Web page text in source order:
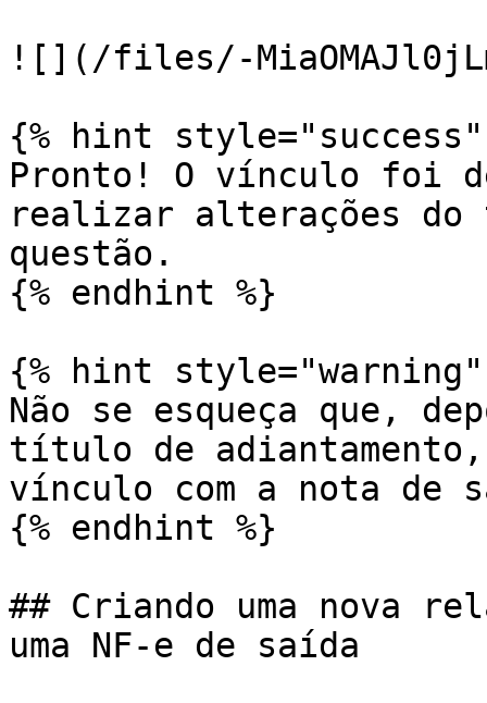
![](/files/-
{% hint style="success"
Pronto! O vínculo foi
realizar alterações do
questão.
{% endhint %}
{% hint style="warning"
Não se esqueça que,
título de
vínculo com a nota de
{% endhint %}
## Criando uma nova
uma NF-e de saída